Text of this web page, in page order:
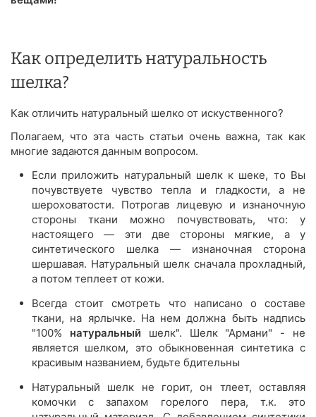
Как определить натуральность
шелка?
Как отличить натуральный шелко от искуственного?
Полагаем, что эта часть статьи очень важна, так как
многие задаются данным вопросом.
Если приложить натуральный шелк к шеке, то Вы
почувствуете чувство тепла и гладкости, а не
шероховатости. Потрогав лицевую и изнаночную
стороны ткани можно почувствовать, что: у
настоящего — эти две стороны мягкие, а у
синтетического шелка — изнаночная сторона
шершавая. Натуральный шелк сначала прохладный,
а потом теплеет от кожи.
Всегда стоит смотреть что написано о составе
ткани, на ярлычке. На нем должна быть надпись
"100% натуральный шелк". Шелк "Армани" - не
является шелком, это обыкновенная синтетика с
красивым названием, будьте бдительны
Натуральный шелк не горит, он тлеет, оставляя
комочки с запахом горелого пера, т.к. это